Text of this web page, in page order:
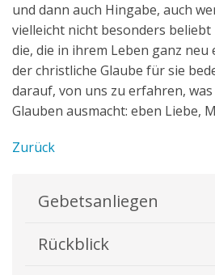
und dann auch Hingabe, auch
vielleicht nicht besonders beliebt
die, die in ihrem Leben ganz neu
der christliche Glaube für sie
darauf, von uns zu erfahren,
Glauben ausmacht: eben Liebe,
Zurück
Gebetsanliegen
Rückblick